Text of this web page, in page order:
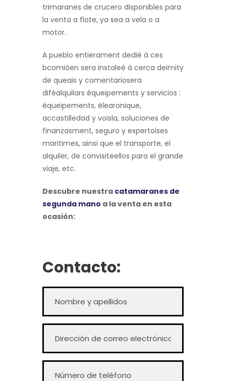
trimaranes de crucero disponibles para
la venta a flote, ya sea a vela o a
motor.
A pueblo entierament dedié à ces
bcomióen sera instaleé à cerca deimity
de queais y comentariosera
diféalquilars équeipements y servicios :
équeipements, élearonique,
accastilledad y voisla, soluciones de
finanzasment, seguro y expertoises
maritimes, ainsi que el transporte, el
alquiler, de convisiteellos para el grande
viaje, etc.
Descubre nuestra catamaranes de
segunda mano a la venta en esta
ocasión:
Contacto: